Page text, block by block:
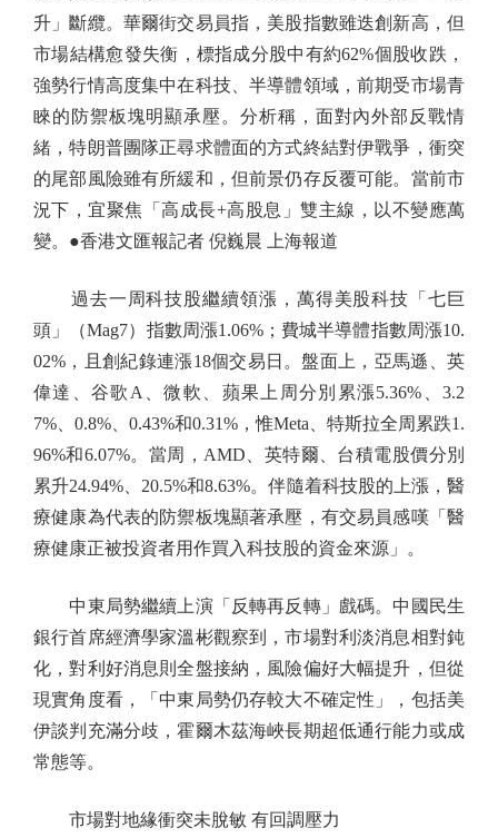
升」斷纜。華爾街交易員指，美股指數雖迭創新高，但
市場結構愈發失衡，標指成分股中有約62%個股收跌，
強勢行情高度集中在科技、半導體領域，前期受市場青
睞的防禦板塊明顯承壓。分析稱，面對內外部反戰情
緒，特朗普團隊正尋求體面的方式終結對伊戰爭，衝突
的尾部風險雖有所緩和，但前景仍存反覆可能。當前市
況下，宜聚焦「高成長+高股息」雙主線，以不變應萬
變。●香港文匯報記者 倪巍晨 上海報道
過去一周科技股繼續領漲，萬得美股科技「七巨
頭」（Mag7）指數周漲1.06%；費城半導體指數周漲10.
02%，且創紀錄連漲18個交易日。盤面上，亞馬遜、英
偉達、谷歌A、微軟、蘋果上周分別累漲5.36%、3.2
7%、0.8%、0.43%和0.31%，惟Meta、特斯拉全周累跌1.
96%和6.07%。當周，AMD、英特爾、台積電股價分別
累升24.94%、20.5%和8.63%。伴隨着科技股的上漲，醫
療健康為代表的防禦板塊顯著承壓，有交易員感嘆「醫
療健康正被投資者用作買入科技股的資金來源」。
中東局勢繼續上演「反轉再反轉」戲碼。中國民生
銀行首席經濟學家溫彬觀察到，市場對利淡消息相對鈍
化，對利好消息則全盤接納，風險偏好大幅提升，但從
現實角度看，「中東局勢仍存較大不確定性」，包括美
伊談判充滿分歧，霍爾木茲海峽長期超低通行能力或成
常態等。
市場對地緣衝突未脫敏 有回調壓力